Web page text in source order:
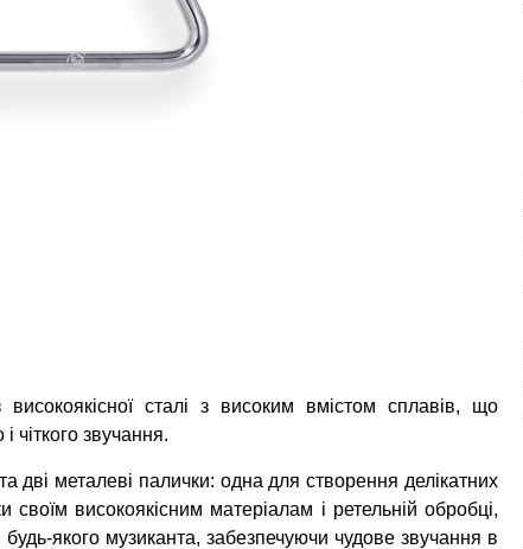
сталі з високим вмістом сплавів, що
чіткого звучання.
металеві палички: одна для створення делікатних
високоякісним матеріалам і ретельній обробці,
якого музиканта, забезпечуючи чудове звучання в